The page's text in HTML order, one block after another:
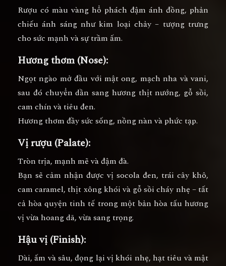
Rượu có màuvàng hổ phách đậm ánh đồng, phản
chiếu ánh sáng như kim loại chảy – tượng trưng
cho sức mạnh và sự trầm ấm.
Hương thơm (Nose):
Ngọt ngào mở đầu với mật ong, mạch nha và vani,
sau đó chuyển dần sang hương thịt nướng, gỗ sồi,
cam chín và tiêu đen.
Hương thơm đầy sức sống, nồng nàn và phức tạp.
Vị rượu (Palate):
Tròn trịa, mạnh mẽ và đậm đà.
Bạn sẽ cảm nhận đượcvị socola đen, trái cây khô,
cam caramel, thịt xông khói và gỗ sồi cháy nhẹ – tất
cả hòa quyện tinh tế trong một bản hòa tấu hương
vị vừa hoang dã, vừa sang trọng.
Hậu vị (Finish):
Dài, ấm và sâu, đọng lạivị khói nhẹ, hạt tiêu và mật